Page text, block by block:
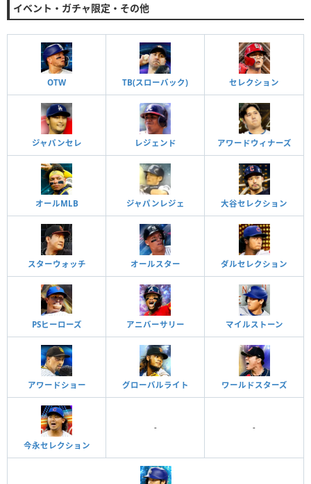
イベント・ガチャ限定・その他
OTW TB(スローバック) セレクション
ジャパンセレ レジェンド アワードウィナーズ
オールMLB ジャパンレジェ 大谷セレクション
スターウォッチ オールスター ダルセレクション
PSヒーローズ アニバーサリー マイルストーン
アワードショー グローバルライト ワールドスターズ
今永セレクション
- -